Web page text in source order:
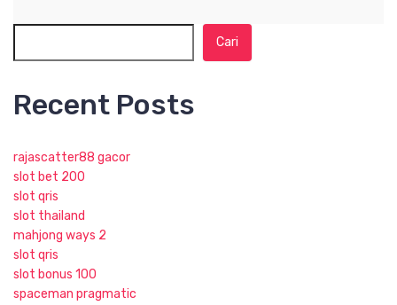
Cari
Recent Posts
rajascatter88 gacor
slot bet 200
slot qris
slot thailand
mahjong ways 2
slot qris
slot bonus 100
spaceman pragmatic